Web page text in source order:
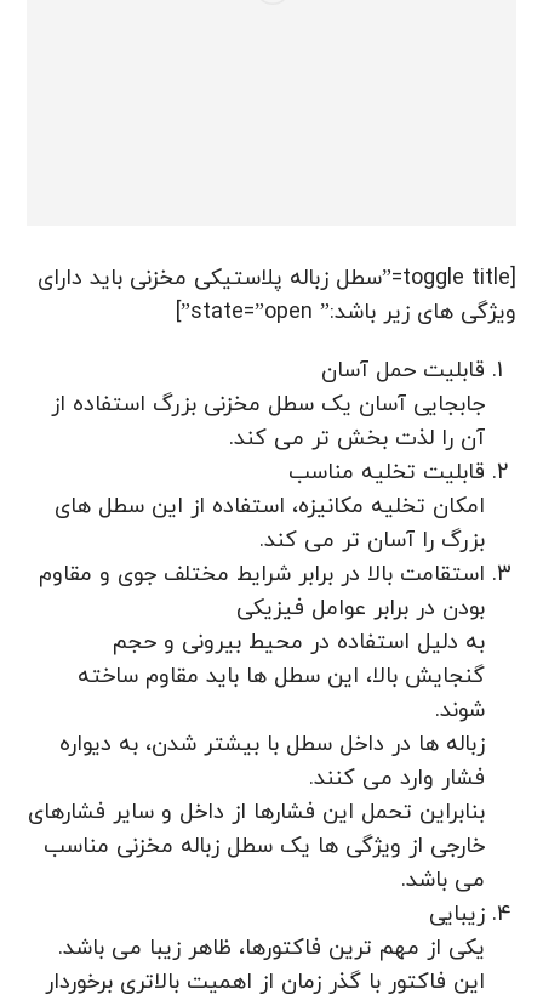
[toggle title=”سطل زباله پلاستیکی مخزنی باید دارای
ویژگی های زیر باشد:” state=”open”]
قابلیت حمل آسان
جابجایی آسان یک سطل مخزنی بزرگ استفاده از
آن را لذت بخش تر می کند.
قابلیت تخلیه مناسب
امکان تخلیه مکانیزه، استفاده از این سطل های
بزرگ را آسان تر می کند.
استقامت بالا در برابر شرایط مختلف جوی و مقاوم
بودن در برابر عوامل فیزیکی
به دلیل استفاده در محیط بیرونی و حجم
گنجایش بالا، این سطل ها باید مقاوم ساخته
شوند.
زباله ها در داخل سطل با بیشتر شدن، به دیواره
فشار وارد می کنند.
بنابراین تحمل این فشارها از داخل و سایر فشارهای
خارجی از ویژگی ها یک سطل زباله مخزنی مناسب
می باشد.
زیبایی
یکی از مهم ترین فاکتورها، ظاهر زیبا می باشد.
این فاکتور با گذر زمان از اهمیت بالاتری برخوردار